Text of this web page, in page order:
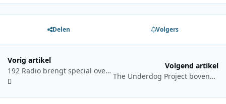
Delen Volgers
Vorig artikel
192 Radio brengt special over Amerikaanse dj Jim Pewter
Volgend artikel
The Underdog Project bovenaan Sky Radio Summer Top 101